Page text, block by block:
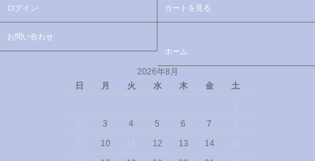
ログイン カートを見る
お問い合わせ
ホーム
2026年8月
日
月 火 水 木 金
土
3 4 5 6 7
10 12 13 14